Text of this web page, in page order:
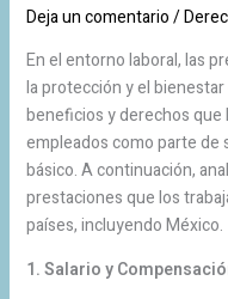
Deja un comentario/
En el entorno laboral, las
la protección y el
beneficios y derechos que
empleados como parte de
básico. A continuación,
prestaciones que los
países, incluyendo México.
1. Salario y